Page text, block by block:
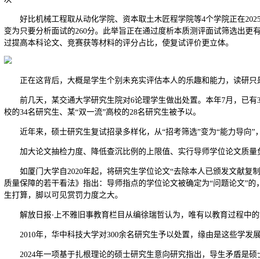
好比机械工程取从动化学院、资本取土木匠程学院等4个学院正在2025
变为只要分析面试的260分。此举旨正在通过度析本质测评面试筛选出
过提高本科论文、竞赛获等材料的评分占比，使复试评价更立体。
正在这背后，大概是学生个别未充实评估本人的乐趣和能力，读研只
前几天，某交通大学研究生院对6论理学生做出处置。本年7月，已有
校的34名研究生、某“双一流”高校的28名研究生被予以。
近年来，硕士研究生复试招录多样化，从“招考筛选”变为“能力导向”
加大论文抽检力度、降低查沉比例的上限值、实行导师学位论文质量
如厦门大学自2020年起，将研究生学位论文“去除本人已颁发文献复制
质量保障的若干看法》指出：导师指点的学位论文被确定为“问题论文”
生打算，脚以可见赏罚力度之大。
解放日报·上不雅旧事教育栏目从编徐瑞哲认为，唯有以教育过程中的
2010年，华中科技大学对300余名研究生予以处置，缘由是这些学发
2024年一项基于扎根理论的硕士研究生意向研究指出，导生矛盾是硕